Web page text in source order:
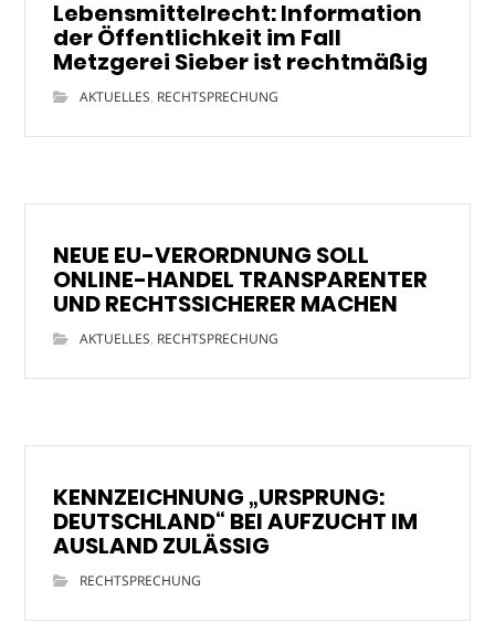
Lebensmittelrecht: Information
der Öffentlichkeit im Fall
Metzgerei Sieber ist rechtmäßig
AKTUELLES, RECHTSPRECHUNG
NEUE EU-VERORDNUNG SOLL
ONLINE-HANDEL TRANSPARENTER
UND RECHTSSICHERER MACHEN
AKTUELLES, RECHTSPRECHUNG
KENNZEICHNUNG „URSPRUNG:
DEUTSCHLAND“ BEI AUFZUCHT IM
AUSLAND ZULÄSSIG
RECHTSPRECHUNG